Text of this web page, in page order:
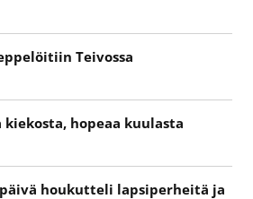
Teivossa
hopeaa kuulasta
houkutteli lapsiperheitä ja